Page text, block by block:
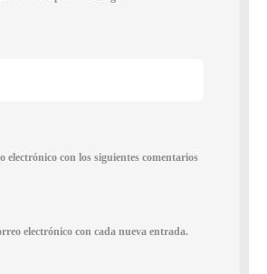
electrónico con los siguientes comentarios
electrónico con cada nueva entrada.